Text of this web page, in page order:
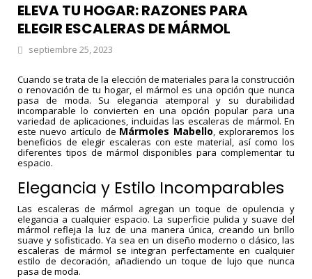
ELEVA TU HOGAR: RAZONES PARA
ELEGIR ESCALERAS DE MÁRMOL
septiembre 25, 2023
Cuando se trata de la elección de materiales para la construcción
o renovación de tu hogar, el mármol es una opción que nunca
pasa de moda. Su elegancia atemporal y su durabilidad
incomparable lo convierten en una opción popular para una
variedad de aplicaciones, incluidas las escaleras de mármol. En
este nuevo artículo de Mármoles Mabello, exploraremos los
beneficios de elegir escaleras con este material, así como los
diferentes tipos de mármol disponibles para complementar tu
espacio.
Elegancia y Estilo Incomparables
Las escaleras de mármol agregan un toque de opulencia y
elegancia a cualquier espacio. La superficie pulida y suave del
mármol refleja la luz de una manera única, creando un brillo
suave y sofisticado. Ya sea en un diseño moderno o clásico, las
escaleras de mármol se integran perfectamente en cualquier
estilo de decoración, añadiendo un toque de lujo que nunca
pasa de moda.